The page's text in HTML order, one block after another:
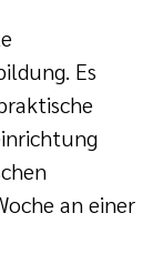
Es
an einer